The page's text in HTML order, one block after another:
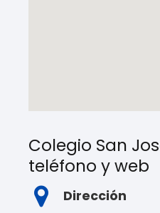
Colegio San
teléfono y web
Dirección